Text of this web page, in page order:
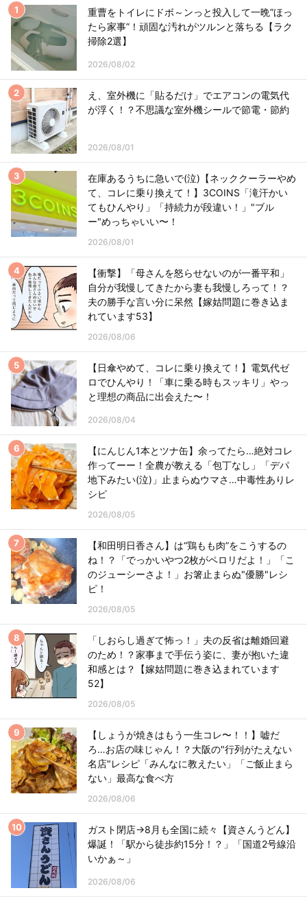
重曹をトイレにドボ～ンっと投入して一晩”ほっ
たら家事”！頑固な汚れがツルンと落ちる【ラク
掃除2選】
2026/08/02
え、室外機に「貼るだけ」でエアコンの電気代
が浮く！？不思議な室外機シールで節電・節約
2026/08/01
在庫あるうちに急いで(泣)【ネッククーラーやめ
て、コレに乗り換えて！】3COINS「滝汗かい
てもひんやり」「持続力が段違い！」"ブル
ー"めっちゃいい〜！
2026/08/01
【衝撃】「母さんを怒らせないのが一番平和」
自分が我慢してきたから妻も我慢しろって！？
夫の勝手な言い分に呆然【嫁姑問題に巻き込ま
れています53】
2026/08/06
【日傘やめて、コレに乗り換えて！】電気代ゼ
ロでひんやり！「車に乗る時もスッキリ」やっ
と理想の商品に出会えた〜！
2026/08/04
【にんじん1本とツナ缶】余ってたら…絶対コレ
作ってーー！全農が教える「包丁なし」「デパ
地下みたい(泣)」止まらぬウマさ…中毒性ありレ
シピ
2026/08/05
【和田明日香さん】は“鶏もも肉”をこうするの
ね！？「でっかいやつ2枚がペロリだよ！」「こ
のジューシーさよ！」お箸止まらぬ"優勝"レシ
ピ！
2026/08/05
「しおらし過ぎて怖っ！」夫の反省は離婚回避
のため！？家事まで手伝う姿に、妻が抱いた違
和感とは？【嫁姑問題に巻き込まれています
52】
2026/08/05
【しょうが焼きはもう一生コレ〜！！】嘘だ
ろ…お店の味じゃん！？大阪の"行列がたえない
名店"レシピ「みんなに教えたい」「ご飯止まら
ない」最高な食べ方
2026/08/06
ガスト閉店→8月も全国に続々【資さんうどん】
爆誕！「駅から徒歩約15分！？」「国道2号線沿
いかぁ～」
2026/08/06